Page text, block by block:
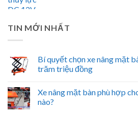
TIN MỚI NHẤT
Bí quyết chọn xe nâng mặt
trăm triệu đồng
Xe nâng mặt bàn phù hợp
nào?